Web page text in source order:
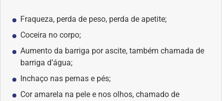
Emagrecimento
Geral
Gravidez
Fraqueza, perda de peso, perda de apetite;
Coceira no corpo;
Aumento da barriga por ascite, também chamada de
barriga d’água;
Inchaço nas pernas e pés;
Cor amarela na pele e nos olhos, chamado de